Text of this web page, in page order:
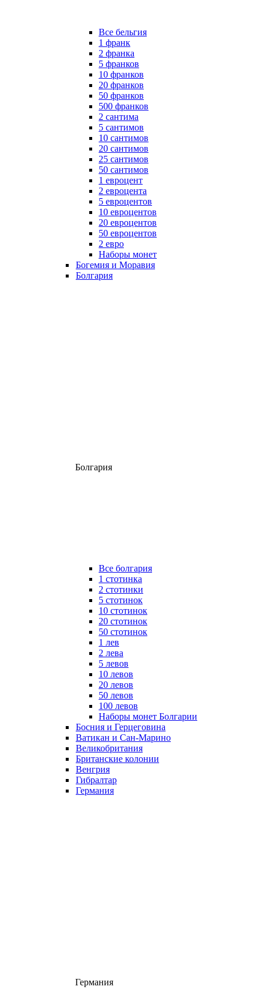
Все бельгия
1 франк
2 франка
5 франков
10 франков
20 франков
50 франков
500 франков
2 сантима
5 сантимов
10 сантимов
20 сантимов
25 сантимов
50 сантимов
1 евроцент
2 евроцента
5 евроцентов
10 евроцентов
20 евроцентов
50 евроцентов
2 евро
Наборы монет
Богемия и Моравия
Болгария
Болгария
Все болгария
1 стотинка
2 стотинки
5 стотинок
10 стотинок
20 стотинок
50 стотинок
1 лев
2 лева
5 левов
10 левов
20 левов
50 левов
100 левов
Наборы монет Болгарии
Босния и Герцеговина
Ватикан и Сан-Марино
Великобритания
Британские колонии
Венгрия
Гибралтар
Германия
Германия